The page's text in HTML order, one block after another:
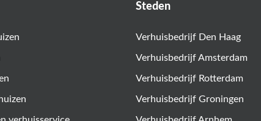
Steden
Verhuisbedrijf Den Haag
Verhuisbedrijf Amsterdam
Verhuisbedrijf Rotterdam
Verhuisbedrijf Groningen